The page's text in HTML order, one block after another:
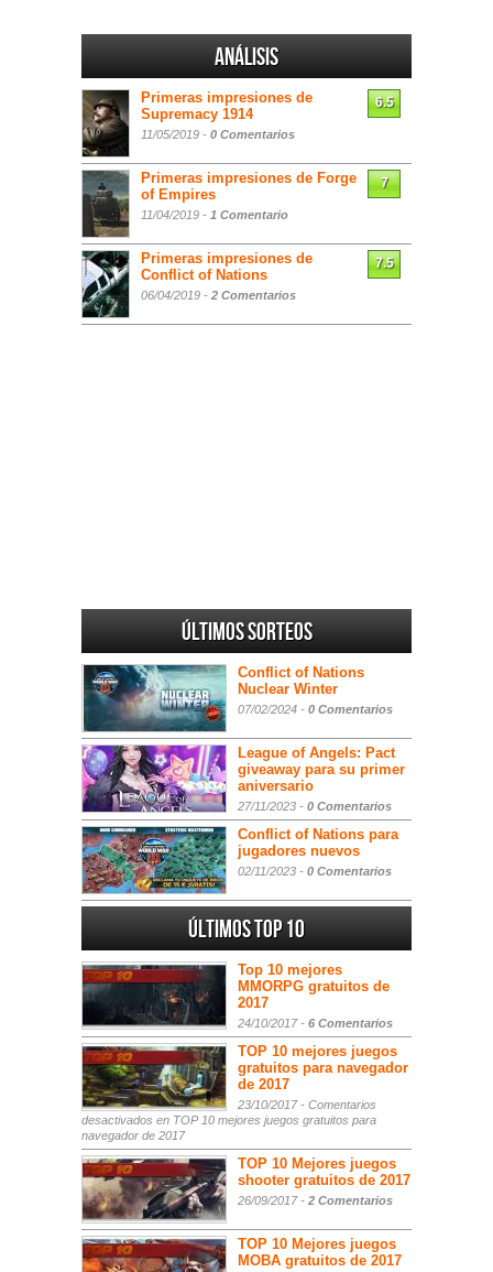
Análisis
Primeras impresiones de
Supremacy 1914
11/05/2019 - 0 Comentarios
6.5
Primeras impresiones de Forge
of Empires
11/04/2019 - 1 Comentario
7
Primeras impresiones de
Conflict of Nations
06/04/2019 - 2 Comentarios
7.5
Últimos sorteos
Conflict of Nations
Nuclear Winter
07/02/2024 - 0 Comentarios
League of Angels: Pact
giveaway para su primer
aniversario
27/11/2023 - 0 Comentarios
Conflict of Nations para
jugadores nuevos
02/11/2023 - 0 Comentarios
Últimos Top 10
Top 10 mejores
MMORPG gratuitos de
2017
24/10/2017 - 6 Comentarios
TOP 10 mejores juegos
gratuitos para navegador
de 2017
23/10/2017 - Comentarios
desactivados en TOP 10 mejores juegos gratuitos para
navegador de 2017
TOP 10 Mejores juegos
shooter gratuitos de 2017
26/09/2017 - 2 Comentarios
TOP 10 Mejores juegos
MOBA gratuitos de 2017